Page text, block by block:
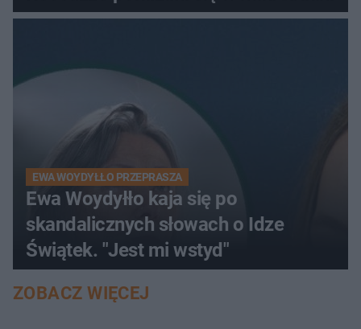
EWA WOYDYŁŁO PRZEPRASZA
Ewa Woydyłło kaja się po
skandalicznych słowach o Idze
Świątek. "Jest mi wstyd"
ZOBACZ WIĘCEJ